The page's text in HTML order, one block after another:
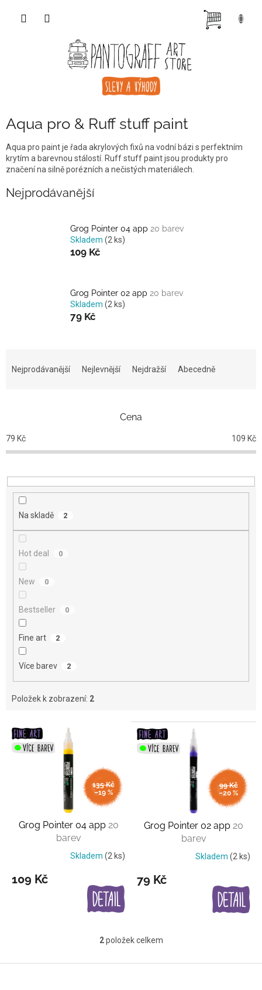
Aqua pro & Ruff stuff paint
Aqua pro paint je řada akrylových fixů na vodní bázi s perfektním
krytím a barevnou stálostí. Ruff stuff paint jsou produkty pro
značení na silně porézních a nečistých materiálech.
Nejprodávanější
Grog Pointer 04 app 20 barev
Skladem (2 ks)
109 Kč
Grog Pointer 02 app 20 barev
Skladem (2 ks)
79 Kč
p
r
o
u
Nejprodávanější Nejlevnější Nejdražší Abecedně
Cena
79 Kč 109 Kč
Na skladě 2
Hot deal 0
New 0
Bestseller 0
Fine art 2
Více barev 2
Položek k zobrazení: 2
V
p
ů
135 Kč
–19 %
Grog Pointer 04 app 20
barev
Skladem (2 ks)
109 Kč
99 Kč
–20 %
Grog Pointer 02 app 20
barev
Skladem (2 ks)
79 Kč
O
l
2položek celkem